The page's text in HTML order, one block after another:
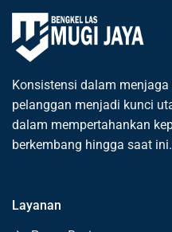
Konsistensi dalam
pelanggan menjadi kunci
dalam mempertahankan
berkembang hingga saat ini.
Layanan